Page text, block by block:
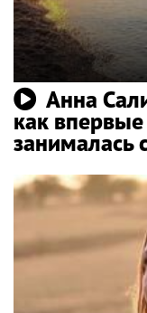
Анна
как
занималась